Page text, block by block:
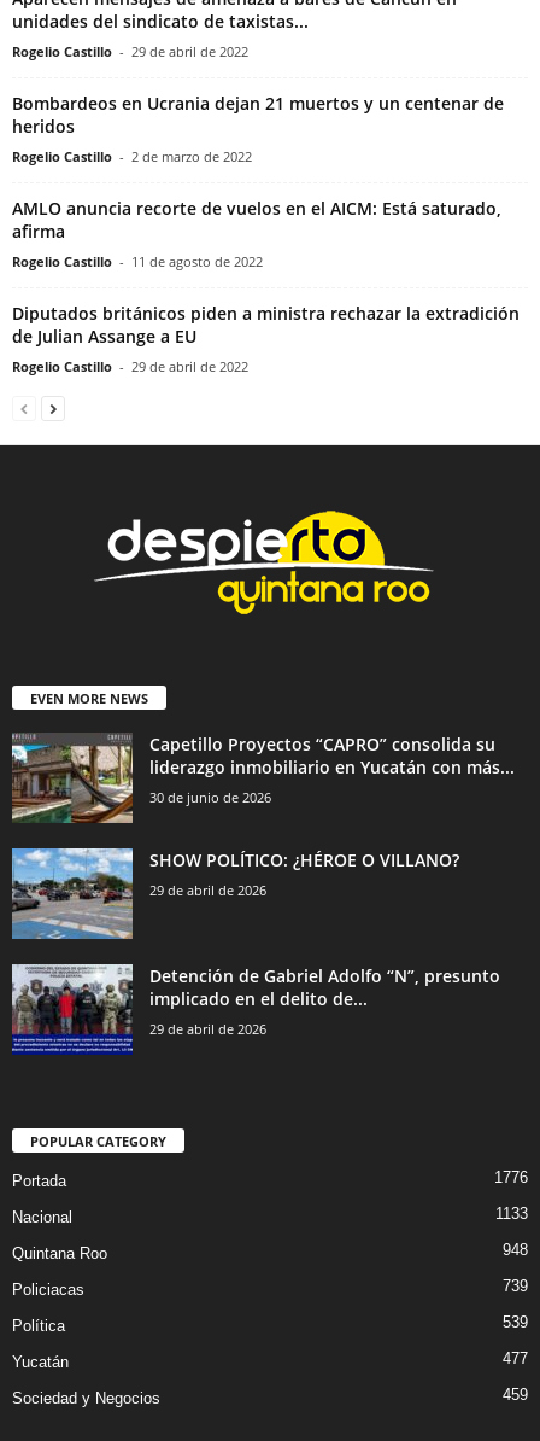
unidades del sindicato de taxistas...
Rogelio Castillo - 29 de abril de 2022
Bombardeos en Ucrania dejan 21 muertos y un centenar de
heridos
Rogelio Castillo - 2 de marzo de 2022
AMLO anuncia recorte de vuelos en el AICM: Está saturado,
afirma
Rogelio Castillo - 11 de agosto de 2022
Diputados británicos piden a ministra rechazar la extradición
de Julian Assange a EU
Rogelio Castillo - 29 de abril de 2022
EVEN MORE NEWS
Capetillo Proyectos “CAPRO” consolida su
liderazgo inmobiliario en Yucatán con más...
30 de junio de 2026
SHOW POLÍTICO: ¿HÉROE O VILLANO?
29 de abril de 2026
Detención de Gabriel Adolfo “N”, presunto
implicado en el delito de...
29 de abril de 2026
POPULAR CATEGORY
Portada 1776
Nacional 1133
Quintana Roo 948
Policiacas 739
Política 539
Yucatán 477
Sociedad y Negocios 459